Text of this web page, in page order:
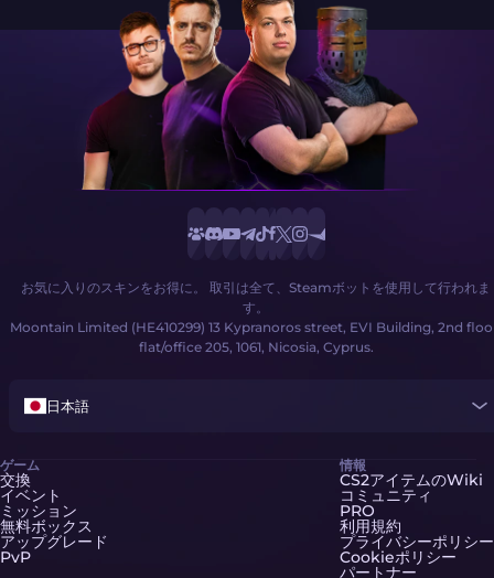
お気に入りのスキンをお得に。 取引は全て、Steamボットを使用して行われま
す。
Moontain Limited (HE410299) 13 Kypranoros street, EVI Building, 2nd
flat/office 205, 1061, Nicosia, Cyprus.
日本語
ゲーム
交換
イベント
ミッション
無料ボックス
アップグレード
PvP
情報
CS2アイテムのWiki
コミュニティ
PRO
利用規約
プライバシーポリシー
Cookieポリシー
パートナー